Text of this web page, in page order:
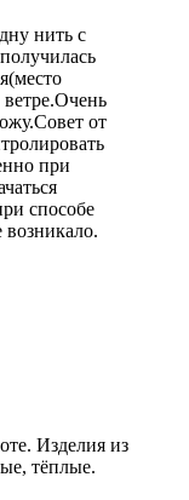
нить с
ветре.Очень
от
при
способе
Изделия из
тёплые.